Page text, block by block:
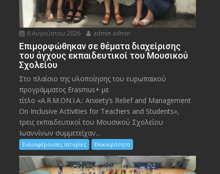
6 Αυγούστου 2026 admin admin
Eπιμορφώθηκαν σε θέματα διαχείρισης
του άγχους εκπαιδευτικοί του Μουσικού
Σχολείου
Στο πλαίσιο της υλοποίησης του ευρωπαϊκού
προγράμματος Erasmus+ με
τίτλο «A.R.M.ON.I.A.: Anxiety’s Relief and Management
On Inclusive Activities for Teachers and Students»,
τρεις εκπαιδευτικοί του Μουσικού Σχολείου
Ιωαννίνων συμμετείχαν...
Ενδιαφέρουσες Ιστορίες Επικαιρότητα